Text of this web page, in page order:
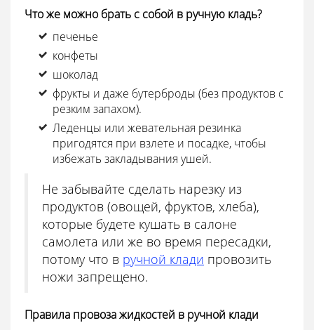
Что же можно брать с собой в ручную кладь?
печенье
конфеты
шоколад
фрукты и даже бутерброды (без продуктов с
резким запахом).
Леденцы или жевательная резинка
пригодятся при взлете и посадке, чтобы
избежать закладывания ушей.
Не забывайте сделать нарезку из
продуктов (овощей, фруктов, хлеба),
которые будете кушать в салоне
самолета или же во время пересадки,
потому что в ручной клади провозить
ножи запрещено.
Правила провоза жидкостей в ручной клади